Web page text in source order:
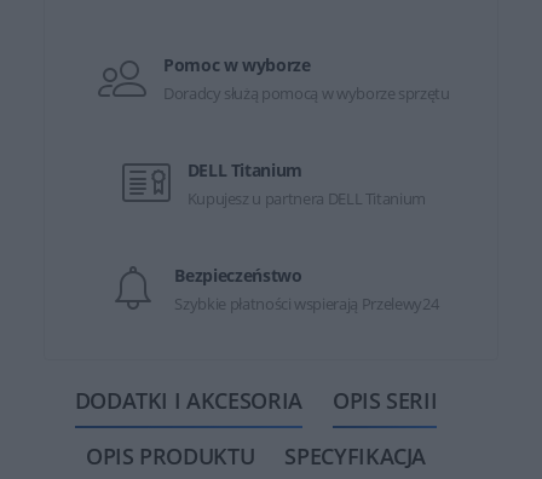
Pomoc w wyborze
Doradcy służą pomocą w wyborze sprzętu
DELL Titanium
Kupujesz u partnera DELL Titanium
Bezpieczeństwo
Szybkie płatności wspierają Przelewy24
DODATKI I AKCESORIA
OPIS SERII
OPIS PRODUKTU
SPECYFIKACJA